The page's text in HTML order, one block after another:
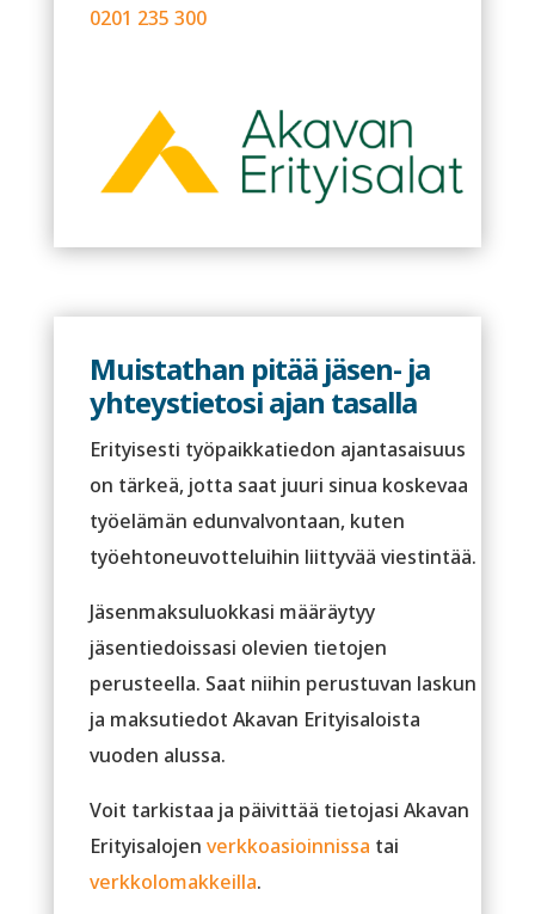
0201 235 300
Muistathan pitää jäsen- ja
yhteystietosi ajan tasalla
Erityisesti työpaikkatiedon ajantasaisuus
on tärkeä, jotta saat juuri sinua koskevaa
työelämän edunvalvontaan, kuten
työehtoneuvotteluihin liittyvää viestintää.
Jäsenmaksuluokkasi määräytyy
jäsentiedoissasi olevien tietojen
perusteella. Saat niihin perustuvan laskun
ja maksutiedot Akavan Erityisaloista
vuoden alussa.
Voit tarkistaa ja päivittää tietojasi Akavan
Erityisalojen verkkoasioinnissa tai
verkkolomakkeilla.